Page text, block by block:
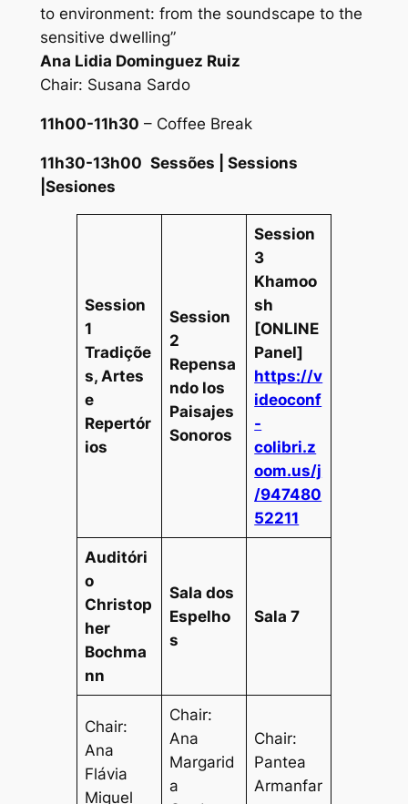
to environment: from the soundscape to the
sensitive dwelling”
Ana Lidia Dominguez Ruiz
Chair: Susana Sardo
11h00-11h30 – Coffee Break
11h30-13h00 Sessões | Sessions
|Sesiones
Session
1
Tradiçõe
s, Artes
e
Repertór
ios
Session
2
Repensa
ndo los
Paisajes
Sonoros
Session
3
Khamoo
sh
[ONLINE
Panel]
https://v
ideoconf
-
colibri.z
oom.us/j
/947480
52211
Auditóri
o
Christop
her
Bochma
nn
Sala dos
Espelho
s
Sala 7
Chair:
Ana
Flávia
Miguel
Chair:
Ana
Margarid
a
Chair:
Pantea
Armanfar